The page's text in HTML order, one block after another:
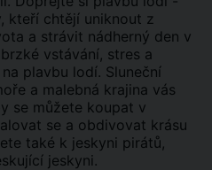
kteří chtějí uniknout z
a strávit nádherný den v
vstávání, stres a
plavbu lodí. Sluneční
a malebná krajina vás
se můžete koupat v
se a obdivovat krásu
také k jeskyni pirátů,
jeskyni.